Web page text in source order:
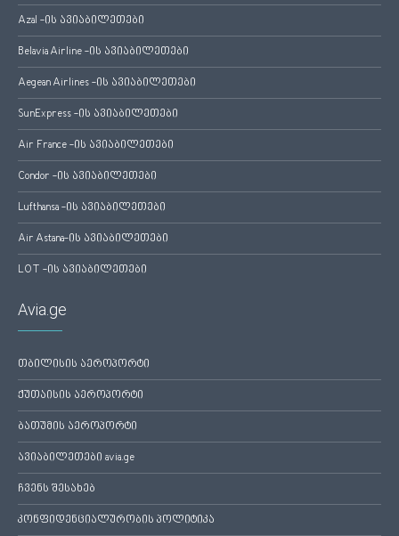
Azal -ის ავიაბილეთები
Belavia Airline -ის ავიაბილეთები
Aegean Airlines -ის ავიაბილეთები
SunExpress -ის ავიაბილეთები
Air France -ის ავიაბილეთები
Condor -ის ავიაბილეთები
Lufthansa -ის ავიაბილეთები
Air Astana-ის ავიაბილეთები
LOT -ის ავიაბილეთები
Avia.ge
თბილისის აეროპორტი
ქუთაისის აეროპორტი
ბათუმის აეროპორტი
ავიაბილეთები avia.ge
ჩვენს შესახებ
კონფიდენციალურობის პოლიტიკა